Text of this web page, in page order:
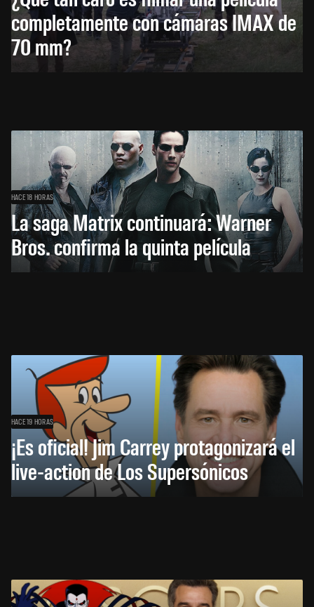
completamente con cámaras IMAX de
70 mm?
HACE 18 HORAS
La saga Matrix continuará: Warner
Bros. confirma la quinta película
HACE 19 HORAS
¡Es oficial! Jim Carrey protagonizará el
live-action de Los Supersónicos